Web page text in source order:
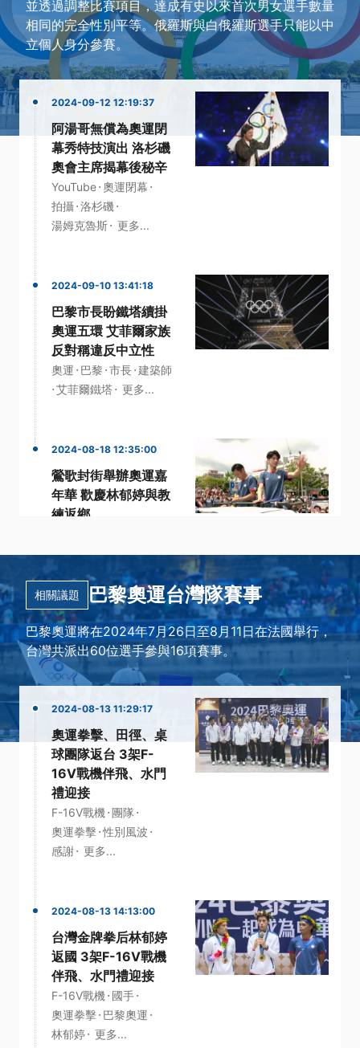
並透過調整比賽項目，達成有史以來首次男女選手數量
相同的完全性別平等。俄羅斯與白俄羅斯選手只能以中
立個人身分參賽。
2024-09-12 12:19:37
阿湯哥無償為奧運閉
幕秀特技演出 洛杉磯
奧會主席揭幕後秘辛
YouTube· 奧運閉幕 ·
拍攝·洛杉磯 ·
湯姆克魯斯· 更多...
2024-09-10 13:41:18
巴黎市長盼鐵塔續掛
奧運五環 艾菲爾家族
反對稱違反中立性
奧運 · 巴黎 ·市長·建築師
·艾菲爾鐵塔· 更多...
2024-08-18 12:35:00
鶯歌封街舉辦奧運嘉
年華 歡慶林郁婷與教
練返鄉
林郁婷·鶯歌·更多...
相關議題 巴黎奧運台灣隊賽事
巴黎奧運將在2024年7月26日至8月11日在法國舉行，
台灣共派出60位選手參與16項賽事。
2024-08-13 11:29:17
奧運拳擊、田徑、桌
球團隊返台 3架F-
16V戰機伴飛、水門
禮迎接
F-16V戰機 ·團隊·
奧運拳擊 ·性別風波 ·
感謝· 更多...
2024-08-13 14:13:00
台灣金牌拳后林郁婷
返國 3架F-16V戰機
伴飛、水門禮迎接
F-16V戰機 · 國手·
奧運拳擊 · 巴黎奧運 ·
林郁婷· 更多...